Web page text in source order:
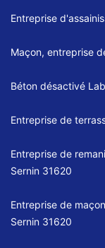
Entreprise
Maçon, entreprise
Béton désactivé
Entreprise de
Entreprise de
Sernin 31620
Entreprise de
Sernin 31620